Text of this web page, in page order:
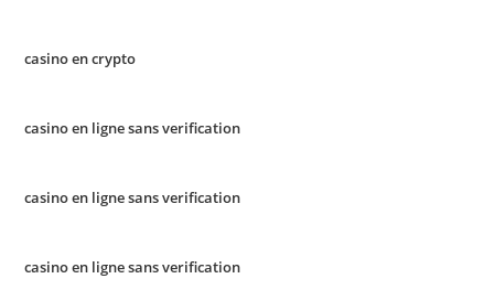
casino en crypto
casino en ligne sans verification
casino en ligne sans verification
casino en ligne sans verification